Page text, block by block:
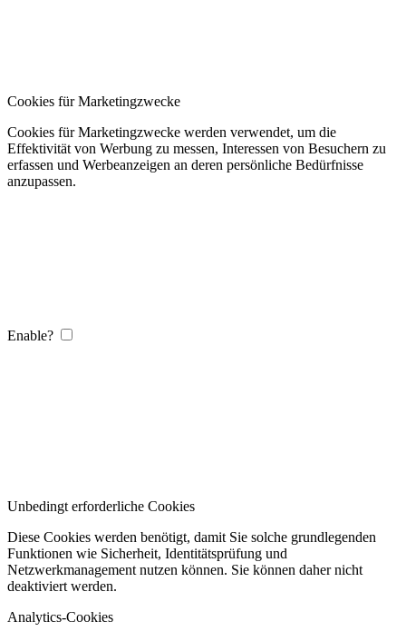
Cookies für Marketingzwecke
Cookies für Marketingzwecke werden verwendet, um die
Effektivität von Werbung zu messen, Interessen von Besuchern zu
erfassen und Werbeanzeigen an deren persönliche Bedürfnisse
anzupassen.
Enable?
Unbedingt erforderliche Cookies
Diese Cookies werden benötigt, damit Sie solche grundlegenden
Funktionen wie Sicherheit, Identitätsprüfung und
Netzwerkmanagement nutzen können. Sie können daher nicht
deaktiviert werden.
Analytics-Cookies